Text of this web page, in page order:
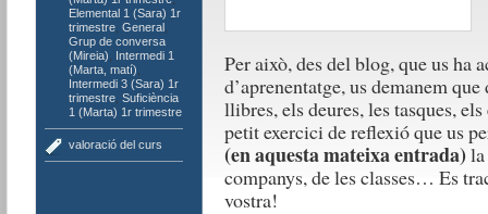
Elemental 1 (Sara) 1r
trimestre, General,
Grup de conversa
(Mireia)
Intermedi 1
(Marta, matí)
Intermedi 3 (Sara) 1r
trimestre, Suficiència
1 (Marta) 1r trimestre
valoració del curs
Per això, des del blog, que us ha
d’aprenentatge, us demanem
llibres, els deures, les tasques,
petit exercici de reflexió que us
(en aquesta mateixa entrada)
companys, de les classes… Es
vostra!